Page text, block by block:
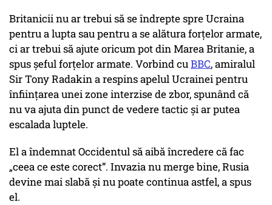
Britanicii nu ar trebui să se îndrepte spre Ucraina
pentru a lupta sau pentru a se alătura forțelor armate,
ci ar trebui să ajute oricum pot din Marea Britanie, a
spus șeful forțelor armate. Vorbind cuBBC, amiralul
Sir Tony Radakin a respins apelul Ucrainei pentru
înființarea unei zone interzise de zbor, spunând că
nu va ajuta din punct de vedere tactic și ar putea
escalada luptele.
El a îndemnat Occidentul să aibă încredere că fac
„ceea ce este corect”. Invazia nu merge bine, Rusia
devine mai slabă și nu poate continua astfel, a spus
el.